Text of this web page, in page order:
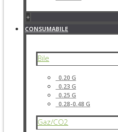
+
CONSUMABILE
Bile
0.20 G
0.23 G
0.25 G
0.28-0.48 G
Gaz/CO2